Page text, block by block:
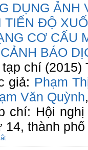
DỤNG ẢNH
TIẾN ĐỘ
CƠ CẤU
BÁO
tạp chí (2015)
giả: Phạm
Văn Quỳnh
chí: Hội
14, thành